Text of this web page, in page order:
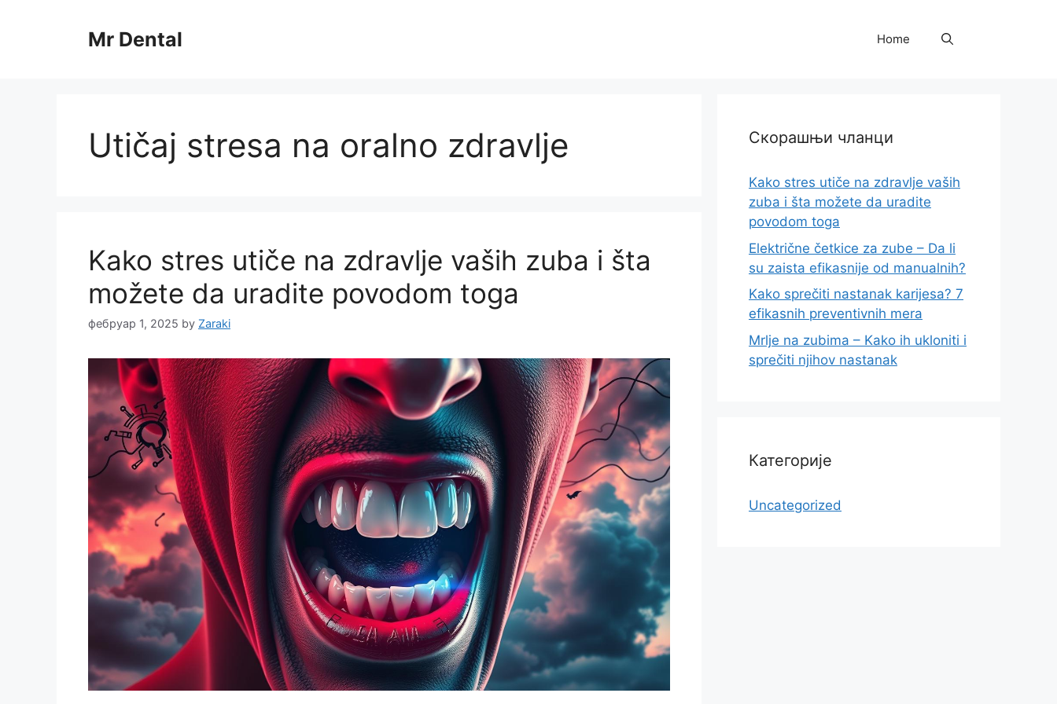
Mr Dental Home
Utičaj stresa na oralno zdravlje
Kako stres utiče na zdravlje vaših zuba i šta
možete da uradite povodom toga
фебруар 1, 2025 by Zaraki
Скорашњи чланци
Kako stres utiče na zdravlje vaših
zuba i šta možete da uradite
povodom toga
Električne četkice za zube – Da li
su zaista efikasnije od manualnih?
Kako sprečiti nastanak karijesa? 7
efikasnih preventivnih mera
Mrlje na zubima – Kako ih ukloniti i
sprečiti njihov nastanak
Категорије
Uncategorized